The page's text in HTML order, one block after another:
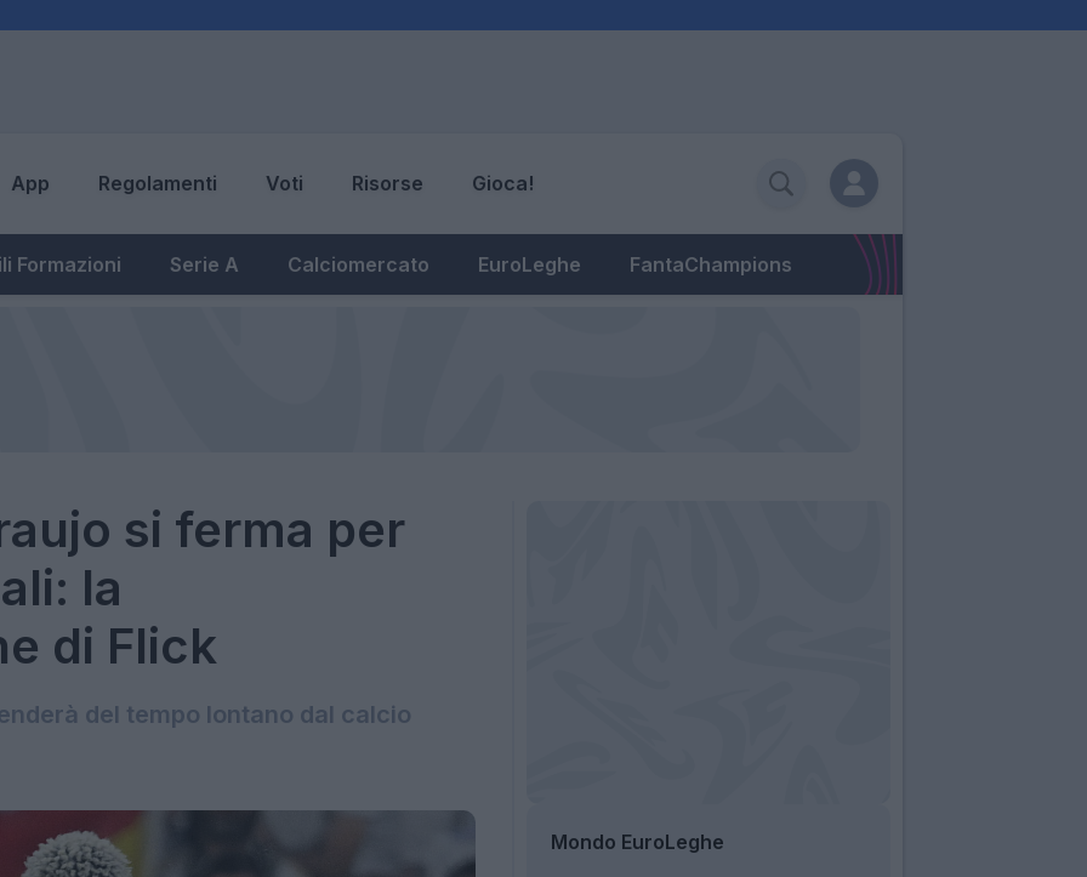
App Regolamenti Voti Risorse Gioca!
Formazioni Serie A Calciomercato EuroLeghe FantaChampions
si ferma per
la
di Flick
del tempo lontano dal calcio
Mondo EuroLeghe